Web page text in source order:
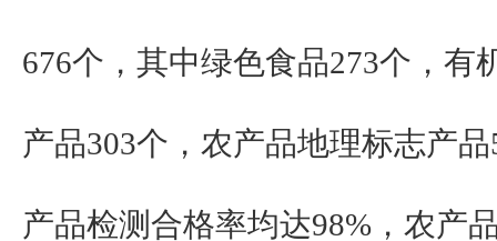
676个，其中绿色食品273个，有
产品303个，农产品地理标志产
产品检测合格率均达98%，农产